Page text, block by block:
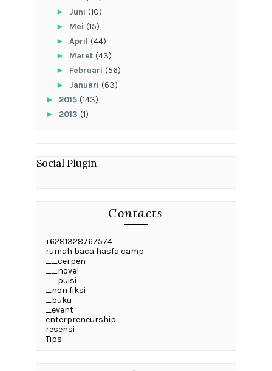
► Juni (10)
► Mei (15)
► April (44)
► Maret (43)
► Februari (56)
► Januari (63)
► 2015 (143)
► 2013 (1)
Social Plugin
Contacts
+6281328767574
rumah baca hasfa camp
__cerpen
__novel
__puisi
_non fiksi
_buku
_event
enterpreneurship
resensi
Tips